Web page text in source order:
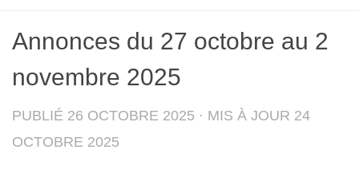
Annonces du 27 octobre au 2
novembre 2025
PUBLIÉ 26 OCTOBRE 2025 · MIS À JOUR 24
OCTOBRE 2025